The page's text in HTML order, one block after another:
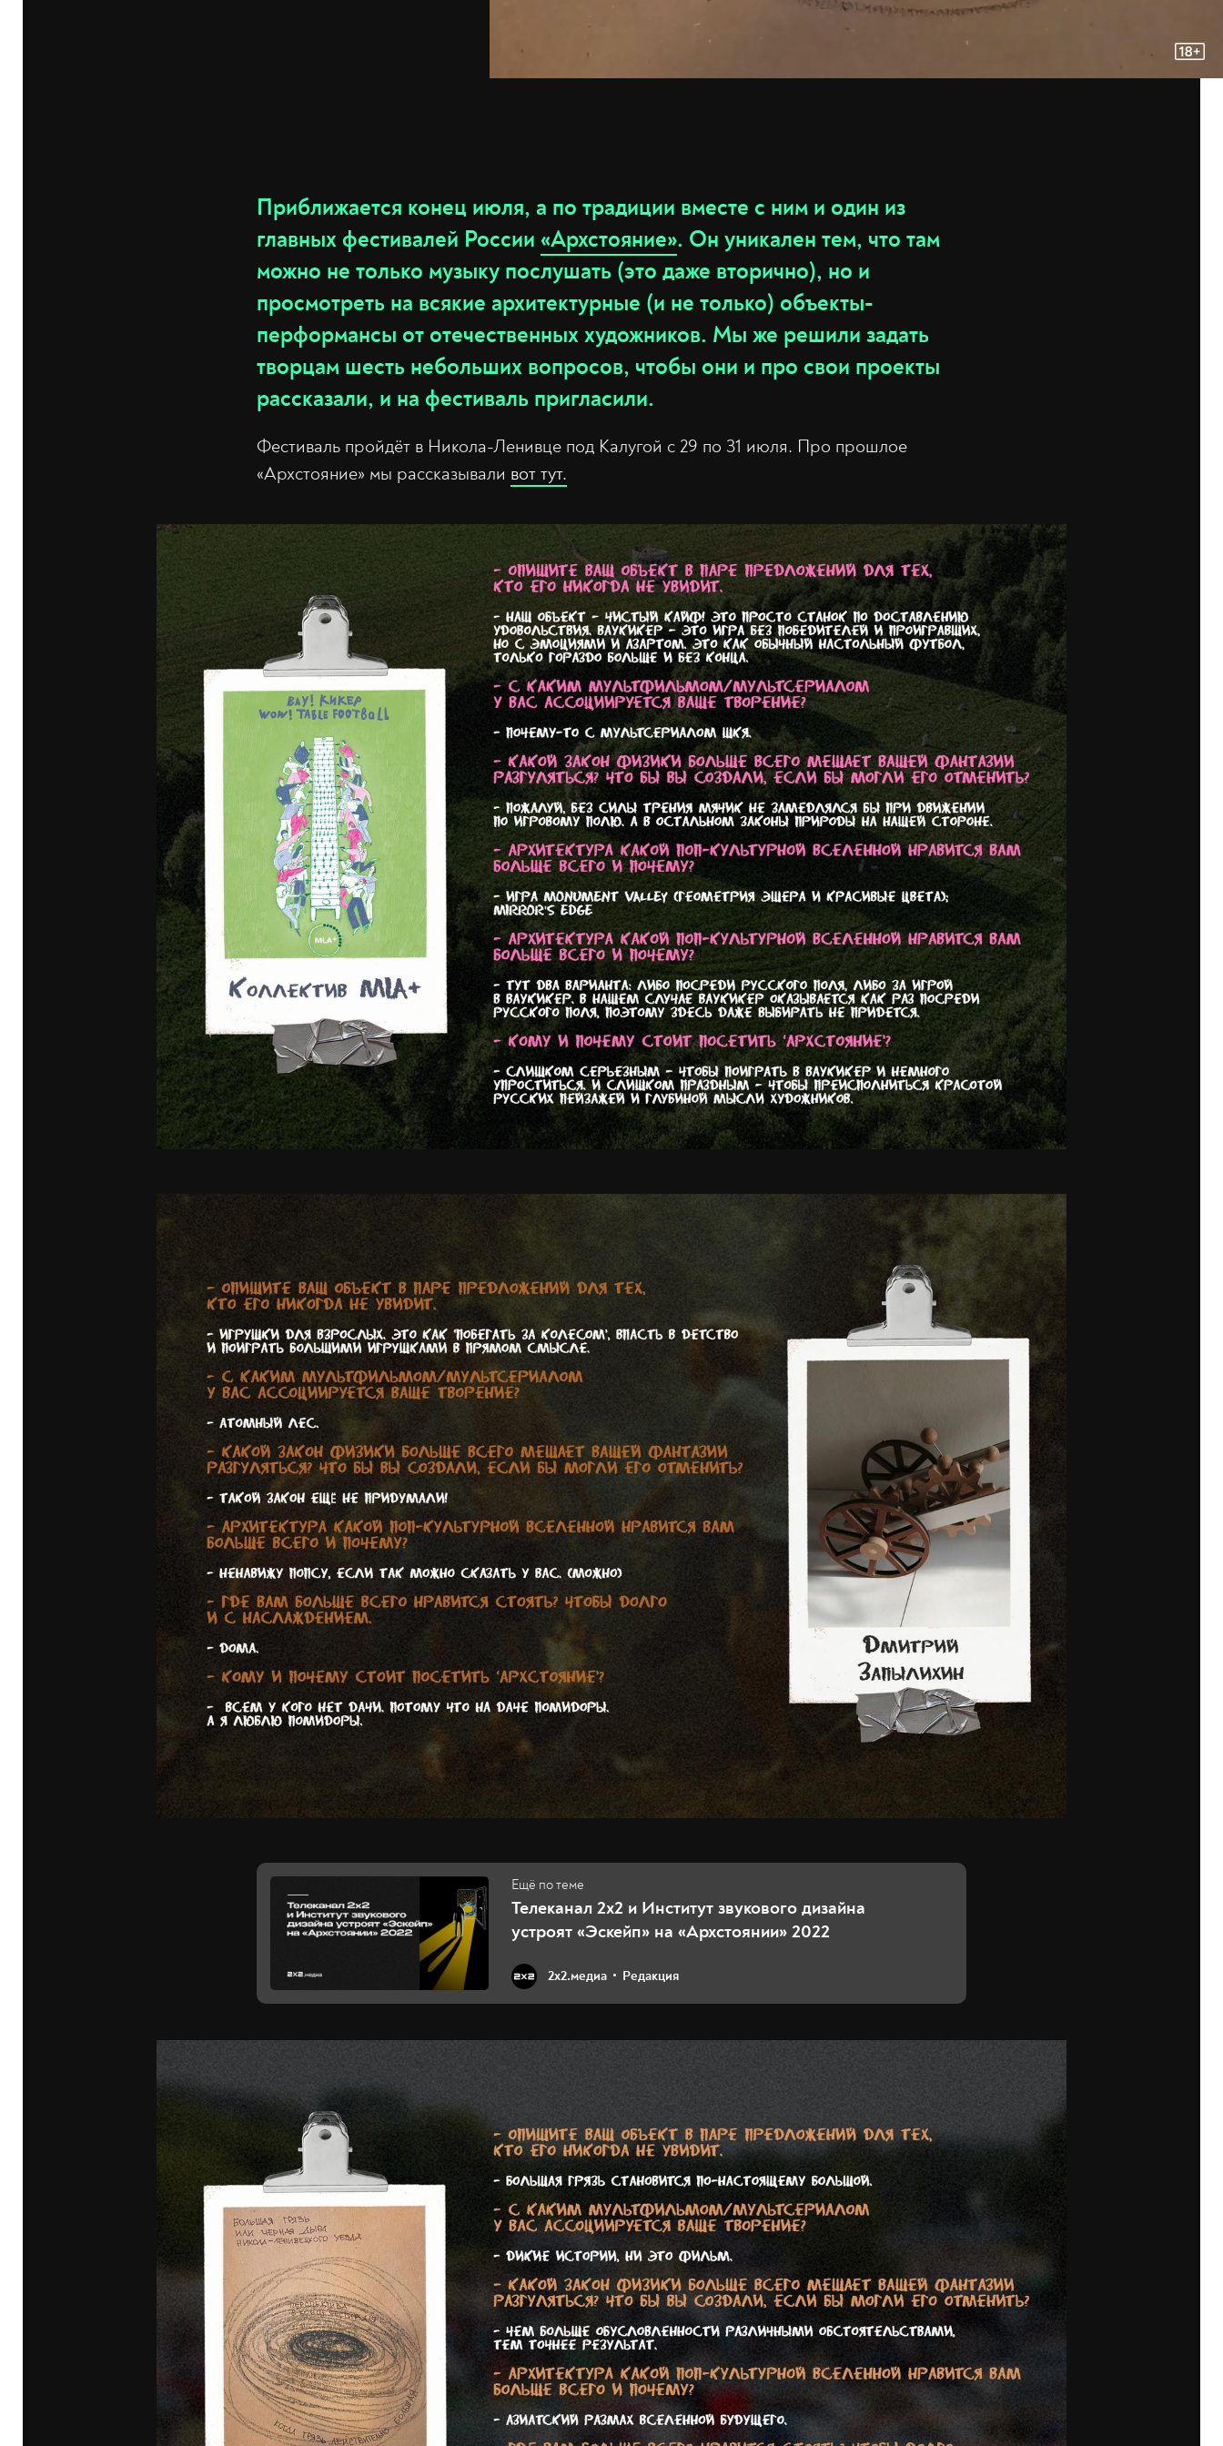
Приближается конец июля, а по традиции вместе с ним и один из
главных фестивалей России «Архстояние». Он уникален тем, что там
можно не только музыку послушать (это даже вторично), но и
просмотреть на всякие архитектурные (и не только) объекты-
перформансы от отечественных художников. Мы же решили задать
творцам шесть небольших вопросов, чтобы они и про свои проекты
рассказали, и на фестиваль пригласили.
Фестиваль пройдёт в Никола-Ленивце под Калугой с 29 по 31 июля. Про прошлое
«Архстояние» мы рассказывали вот тут.
Телеканал 2х2 и Институт звукового дизайна
устроят «Эскейп» на «Архстоянии» 2022
2х2.медиа Редакция